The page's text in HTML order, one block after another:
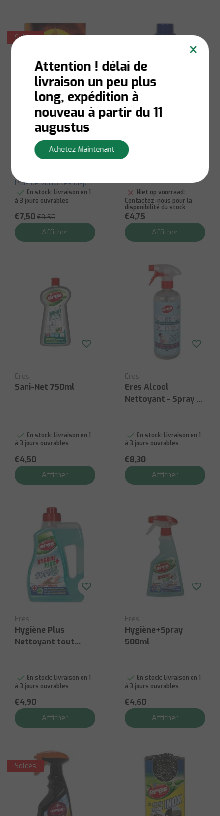
Soldes
Bloc d'éclairage
pour allume-feu
Plus de variantes disponibles
En stock: Livraison en 1
à 3 jours ouvrables
€7,50 €8,50
Afficher
Amidon durable, 500
ml
Niet op voorraad:
Contactez-nous pour la
disponibilité du stock
€4,75
Afficher
Eres
Sani-Net 750ml
En stock: Livraison en 1
à 3 jours ouvrables
€4,50
Afficher
Eres
Eres Alcool
Nettoyant - Spray -
En stock: Livraison en 1
à 3 jours ouvrables
€8,30
Afficher
Eres
Hygiène Plus
Nettoyant tout
En stock: Livraison en 1
à 3 jours ouvrables
€4,90
Afficher
Eres
Hygiène+Spray
500ml
En stock: Livraison en 1
à 3 jours ouvrables
€4,60
Afficher
Soldes
×
Attention ! délai de
livraison un peu plus
long, expédition à
nouveau à partir du 11
augustus
Achetez Maintenant